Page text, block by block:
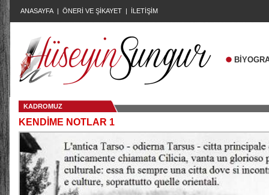
ANASAYFA | ÖNERİ VE ŞİKAYET | İLETİŞİM
KADROMUZ
KENDİME NOTLAR 1